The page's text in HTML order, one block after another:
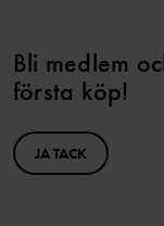
Bli medlem
första köp!
JA TACK